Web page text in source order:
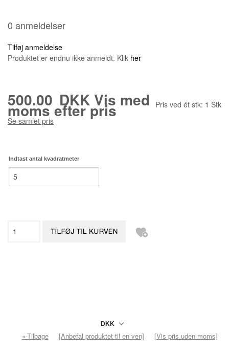
0 anmeldelser
Tilføj anmeldelse
Produktet er endnu ikke anmeldt. Klik her
500.00 DKKVis med
moms efter pris Pris ved ét stk: 1 Stk
Se samlet pris
Indtast antal kvadratmeter
«-Tilbage [Anbefal produktet til en ven] [Vis pris uden moms]